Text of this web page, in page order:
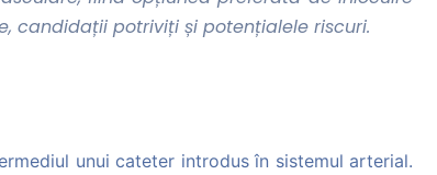
candidații potriviți și potențialele riscuri.
unui cateter introdus în sistemul arterial.